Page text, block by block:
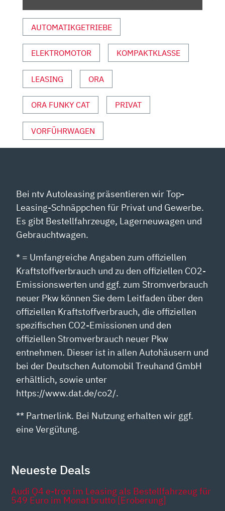
I
AUTO
MOTOR
SPORT“
YOUTUBE
ANZEIGEN
AUTOMATIKGETRIEBE
ELEKTROMOTOR KOMPAKTKLASSE
LEASING ORA
ORA FUNKY CAT PRIVAT
VORFÜHRWAGEN
Bei ntv Autoleasing präsentieren wir Top-
Leasing-Schnäppchen für Privat und Gewerbe.
Es gibt Bestellfahrzeuge, Lagerneuwagen und
Gebrauchtwagen.
* = Umfangreiche Angaben zum offiziellen
Kraftstoffverbrauch und zu den offiziellen CO2-
Emissionswerten und ggf. zum Stromverbrauch
neuer Pkw können Sie dem Leitfaden über den
offiziellen Kraftstoffverbrauch, die offiziellen
spezifischen CO2-Emissionen und den
offiziellen Stromverbrauch neuer Pkw
entnehmen. Dieser ist in allen Autohäusern und
bei der Deutschen Automobil Treuhand GmbH
erhältlich, sowie unter
https://www.dat.de/co2/.
** Partnerlink. Bei Nutzung erhalten wir ggf.
eine Vergütung.
Neueste Deals
Audi Q4 e-tron im Leasing als Bestellfahrzeug für
549 Euro im Monat brutto [Eroberung]